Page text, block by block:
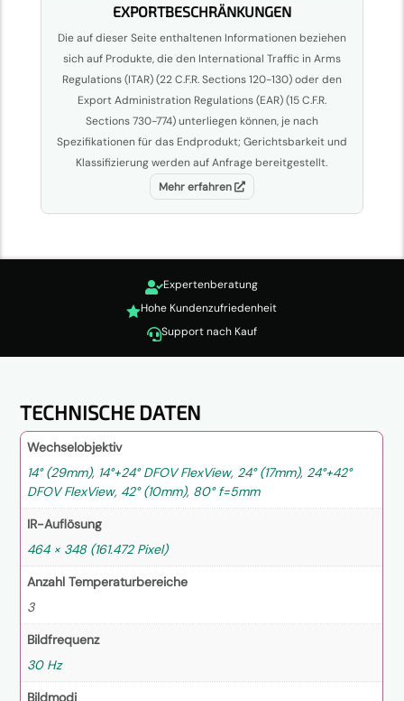
EXPORTBESCHRÄNKUNGEN
Die auf dieser Seite enthaltenen Informationen beziehen
sich auf Produkte, die den International Traffic in Arms
Regulations (ITAR) (22 C.F.R. Sections 120-130) oder den
Export Administration Regulations (EAR) (15 C.F.R.
Sections 730-774) unterliegen können, je nach
Spezifikationen für das Endprodukt; Gerichtsbarkeit und
Klassifizierung werden auf Anfrage bereitgestellt.
Mehr erfahren
Expertenberatung
Hohe Kundenzufriedenheit
Support nach Kauf
TECHNISCHE DATEN
Wechselobjektiv
14° (29mm), 14°+24° DFOV FlexView, 24° (17mm), 24°+42°
DFOV FlexView, 42° (10mm), 80° f=5mm
IR-Auflösung
464 × 348 (161.472 Pixel)
Anzahl Temperaturbereiche
3
Bildfrequenz
30 Hz
Bildmodi